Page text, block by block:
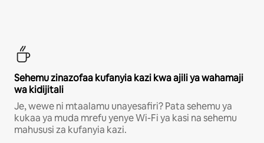
Sehemu zinazofaa kufanyia kazi kwa ajili ya wahamaji
wa kidijitali
Je, wewe ni mtaalamu unayesafiri? Pata sehemu ya
kukaa ya muda mrefu yenye Wi-Fi ya kasi na sehemu
mahususi za kufanyia kazi.